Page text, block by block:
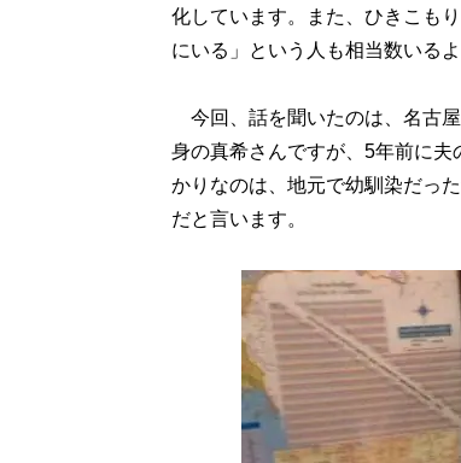
化しています。また、ひきこも
にいる」という人も相当数いるよ
今回、話を聞いたのは、名古
身の真希さんですが、5年前に
かりなのは、地元で幼馴染だっ
だと言います。